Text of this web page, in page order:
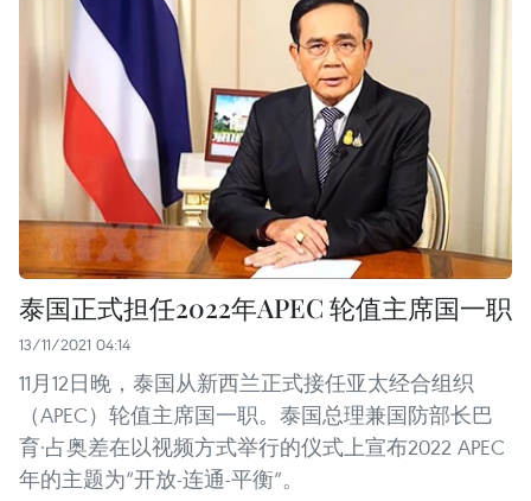
泰国正式担任2022年APEC 轮值主席国一职
13/11/2021 04:14
11月12日晚，泰国从新西兰正式接任亚太经合组织
（APEC）轮值主席国一职。泰国总理兼国防部长巴
育·占奥差在以视频方式举行的仪式上宣布2022 APEC
年的主题为“开放-连通-平衡”。